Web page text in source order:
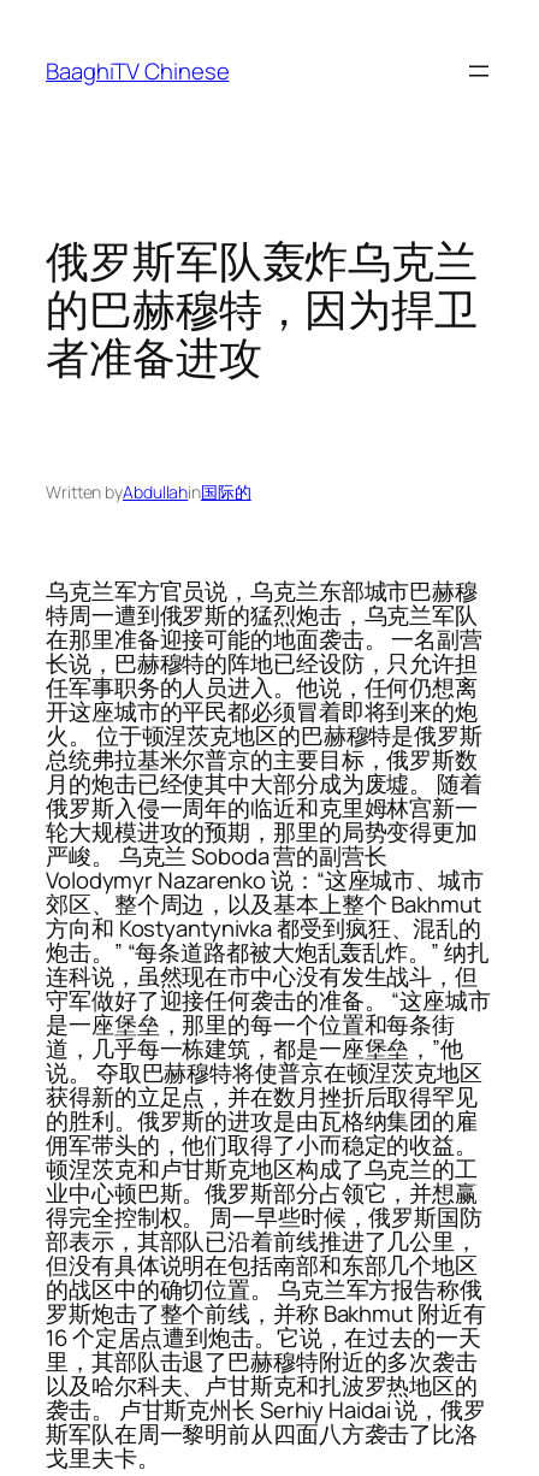
content
BaaghiTV Chinese
俄罗斯军队轰炸乌克兰
的巴赫穆特，因为捍卫
者准备进攻
Written byAbdullahin国际的
乌克兰军方官员说，乌克兰东部城市巴赫穆
特周一遭到俄罗斯的猛烈炮击，乌克兰军队
在那里准备迎接可能的地面袭击。 一名副营
长说，巴赫穆特的阵地已经设防，只允许担
任军事职务的人员进入。他说，任何仍想离
开这座城市的平民都必须冒着即将到来的炮
火。 位于顿涅茨克地区的巴赫穆特是俄罗斯
总统弗拉基米尔普京的主要目标，俄罗斯数
月的炮击已经使其中大部分成为废墟。 随着
俄罗斯入侵一周年的临近和克里姆林宫新一
轮大规模进攻的预期，那里的局势变得更加
严峻。 乌克兰 Soboda 营的副营长
Volodymyr Nazarenko 说：“这座城市、城市
郊区、整个周边，以及基本上整个 Bakhmut
方向和 Kostyantynivka 都受到疯狂、混乱的
炮击。” “每条道路都被大炮乱轰乱炸。” 纳扎
连科说，虽然现在市中心没有发生战斗，但
守军做好了迎接任何袭击的准备。 “这座城市
是一座堡垒，那里的每一个位置和每条街
道，几乎每一栋建筑，都是一座堡垒，”他
说。 夺取巴赫穆特将使普京在顿涅茨克地区
获得新的立足点，并在数月挫折后取得罕见
的胜利。俄罗斯的进攻是由瓦格纳集团的雇
佣军带头的，他们取得了小而稳定的收益。
顿涅茨克和卢甘斯克地区构成了乌克兰的工
业中心顿巴斯。俄罗斯部分占领它，并想赢
得完全控制权。 周一早些时候，俄罗斯国防
部表示，其部队已沿着前线推进了几公里，
但没有具体说明在包括南部和东部几个地区
的战区中的确切位置。 乌克兰军方报告称俄
罗斯炮击了整个前线，并称 Bakhmut 附近有
16 个定居点遭到炮击。它说，在过去的一天
里，其部队击退了巴赫穆特附近的多次袭击
以及哈尔科夫、卢甘斯克和扎波罗热地区的
袭击。 卢甘斯克州长 Serhiy Haidai 说，俄罗
斯军队在周一黎明前从四面八方袭击了比洛
戈里夫卡。